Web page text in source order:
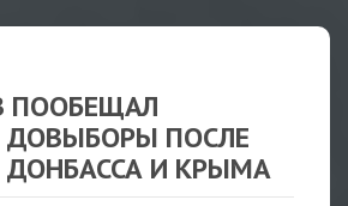
ПООБЕЩАЛ
ДОВЫБОРЫ ПОСЛЕ
ДОНБАССА И КРЫМА